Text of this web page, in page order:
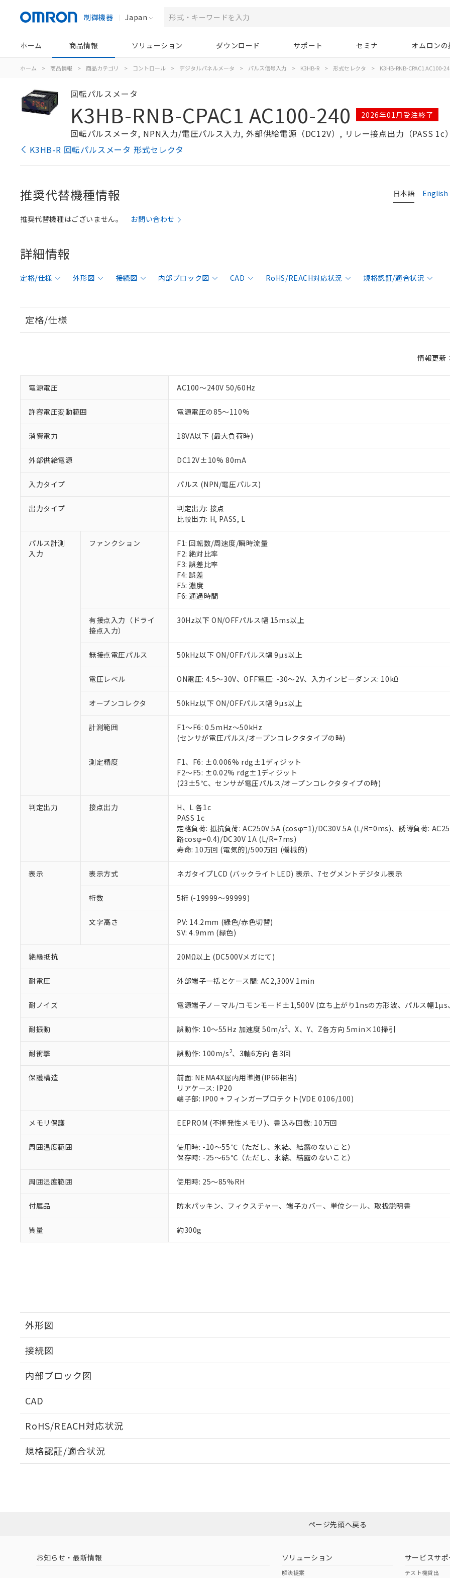
制御機器 Japan
ホーム 商品情報 ソリューション ダウンロード サポート セミナ オムロン
ホーム > 商品情報 > 商品カテゴリ > コントロール > デジタルパネルメータ > パルス信号入力 > K3HB-R > 形式セレクタ > K3HB-RNB-CPAC1 AC100-
回転パルスメータ
K3HB-RNB-CPAC1 AC100-240 2026年01月受注終了
回転パルスメータ, NPN入力/電圧パルス入力, 外部供給電源（DC12V）, リレー接点出力（PASS
K3HB-R 回転パルスメータ 形式セレクタ
日本語 English
推奨代替機種情報
推奨代替機種はございません。 お問い合わせ
詳細情報
定格/仕様 外形図 接続図 内部ブロック図 CAD RoHS/REACH対応状況 規格認証/適合状況
定格/仕様
情報更
電源電圧 AC100～240V 50/60Hz
許容電圧変動範囲 電源電圧の85～110%
消費電力 18VA以下 (最大負荷時)
外部供給電源 DC12V±10% 80mA
入力タイプ パルス (NPN/電圧パルス)
出力タイプ
判定出力: 接点
比較出力: H, PASS, L
パルス計測
入力
ファンクション
F1: 回転数/周速度/瞬時流量
F2: 絶対比率
F3: 誤差比率
F4: 誤差
F5: 濃度
F6: 通過時間
有接点入力（ドライ
接点入力）
30Hz以下 ON/OFFパルス幅 15ms以上
無接点電圧パルス 50kHz以下 ON/OFFパルス幅 9µs以上
電圧レベル ON電圧: 4.5～30V、OFF電圧: -30～2V、入力インピーダンス: 10kΩ
オープンコレクタ 50kHz以下 ON/OFFパルス幅 9µs以上
計測範囲
F1～F6: 0.5mHz～50kHz
(センサが電圧パルス/オープンコレクタタイプの時)
測定精度
F1、F6: ±0.006% rdg±1ディジット
F2～F5: ±0.02% rdg±1ディジット
(23±5℃、センサが電圧パルス/オープンコレクタタイプの時)
判定出力 接点出力
H、L 各1c
PASS 1c
定格負荷: 抵抗負荷: AC250V 5A (cosφ=1)/DC30V 5A (L/R=0ms)、誘導負荷:
路cosφ=0.4)/DC30V 1A (L/R=7ms)
寿命: 10万回 (電気的)/500万回 (機械的)
表示 表示方式 ネガタイプLCD (バックライトLED) 表示、7セグメントデジタル表示
桁数 5桁 (-19999～99999)
文字高さ
PV: 14.2mm (緑色/赤色切替)
SV: 4.9mm (緑色)
絶縁抵抗 20MΩ以上 (DC500Vメガにて)
耐電圧 外部端子一括とケース間: AC2,300V 1min
耐ノイズ 電源端子ノーマル/コモンモード±1,500V (立ち上がり1nsの方形波、パルス幅
耐振動 誤動作: 10～55Hz 加速度 50m/s2、X、Y、Z各方向 5min×10掃引
耐衝撃 誤動作: 100m/s2、3軸6方向 各3回
保護構造
前面: NEMA4X屋内用準拠(IP66相当)
リアケース: IP20
端子部: IP00 + フィンガープロテクト(VDE 0106/100)
メモリ保護 EEPROM (不揮発性メモリ)、書込み回数: 10万回
周囲温度範囲
使用時: -10～55℃（ただし、氷結、結露のないこと）
保存時: -25～65℃（ただし、氷結、結露のないこと）
周囲湿度範囲 使用時: 25～85%RH
付属品 防水パッキン、フィクスチャー、端子カバー、単位シール、取扱説明書
質量 約300g
外形図
接続図
内部ブロック図
CAD
RoHS/REACH対応状況
規格認証/適合状況
（イギリス
（ノルウェー
（日本
（アメリカ
ご利用条件
以下の条件をお読みいただき、同意のうえご利用ください。
本サービスは、当社制御機器事業取扱商品の当社在庫状況および標準価格(税抜)を
当社制御機器事業取扱商品の中には、本サービスの対象外となる商品もあることを
在庫状況および標準価格照会結果は、記載している更新日時点での社内データに基
のであり、閲覧された時点での実際の在庫および標準価格とは異なる場合があるこ
い。
正式な納期状況および標準価格はお客様のお取引先、またはお客様担当のオムロン
当社販売員にご相談ください。
オムロン制御機器販売店や当社販売拠点は「
す。
マイパーツ機能（部品リスト作成サービス）をご利用いただくには、I-Webメンバ
ている必要があります。
お客様が当ウェブサイト上で当社にご登録された部品リストについて、当社および
が、当社の製品・サービスに関するお客様との取引・商談に必要な範囲で利用する
※当社の共同利用者とは、"個人情報の共同利用に関して"
の「1.共同利用者の
いる法人を指します。
※1 対応状況
対応済み：EU RoHS指令（10物質）の非含有に対応した製品が提供可能な商品です。
対応予定：EU RoHS指令（10物質）の非含有に対応した製品に切り替える予定のある商
調査・確認中：EU RoHS指令（10物質）の非含有の対応状況を調査中または確認中の商
非該当品：ライセンス料など無形物で、有害物質有無と関係のない商品です。
仕入先様の事情により、非含有部品としていたものが、含有品と判明した場合などやむ
があります。
*EU RoHS指令（10物質）：
鉛(Pb) 1000ppm以下、 水銀(Hg) 1000ppm以下、 カドミウム(Cd) 100ppm以下、
六価クロム(Cr(Ⅵ)) 1000ppm以下、ポリ臭化ビフェニル類(PBB) 1000ppm以下、ポリ臭化ジフェニルエーテル類
フタル酸ビス(2-エチルヘキシル) (DEHP)(別名：DOP) 1000ppm以下、フタル酸ブチルベンジル（BBP）
ル（DBP） 1000ppm以下、フタル酸ジイソブチル (DIBP) 1000ppm以下
但し、RoHS指令で産業用監視および制御機器に対する適用除外項目は除く。
フタル酸エステル類の４物質については閾値を超える意図的な使用がないことを確認しています。
※2 対応予定月
部品在庫の切り替え状況などにより、予定月が前後することがあります。
※3 非含有証明書ダウンロード
下記の非含有証明書をダウンロードすることができます。
EU RoHS指令（10物質）の非含有証明書
51物質の非含有証明書（当社基準）
※本証明書は発行日時点で非含有を証明するもので、過去に遡って非含有を証明するも
また、RoHS指令のフタル酸エステル類４物質の対応では、対応完了までの期間は出
混在することから備考欄に対応日を記載しておりました。
既に当社にて対応品への在庫切替を完了していることから、特段のことがない限り、
り割愛しております。
※1 中国RoHS○×表
「○」：最大均質材料含有率が中国RoHSの基準値以下であることを示します。
「×」：最大均質材料含有率が中国RoHSの基準値を超えていることを示します。
「－」：未確認です。当社販売部門へお問い合わせください。
Cr(Ⅵ)(六価クロム) : 1000ppm、 PBBs(ポリ臭化ビフェニル類) : 1000ppm、 PBDEs(ポリ臭化ジフェニルエーテ
※2 環境保護使用期限
「ｅ」：有害物質（10物質）のすべてが基準値以下であることを示します。
味します。
「－」：未確認です。当社販売部門へお問い合わせください。
当社は、これら貴社製品のうち、外国為替および外国貿易法に定める商品（以下｢
などの必要な手続きをとります。
当社は規制貨物を破棄する場合は、完全に破砕するなど、違法に輸出されないよう
ます。
当社は貴社製品を、核兵器、ミサイル、化学兵器、生物兵器またはその他武器並び
置等に一切使用いたしません。
当社は、貴社製品を第三者に販売する場合は、上記1、2および3の内容を当該第三
たしません。
合意する キャンセル
説明
△ 一定数には満たないが在庫あり
－
在庫なし(最新の在庫状況については、お客様のお取引先、またはお客様担当
ページ先頭へ戻る
お知らせ・最新情報 ソリューション
解決提案
サービスサポ
テスト機貸出